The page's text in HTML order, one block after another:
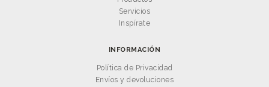
Servicios
Inspírate
INFORMACIÓN
Política de Privacidad
Envíos y devoluciones